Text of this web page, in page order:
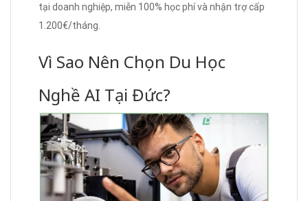
tại doanh nghiệp, miễn 100% học phí và nhận trợ cấp
1.200€/tháng.
Vì Sao Nên Chọn Du Học
Nghề AI Tại Đức?